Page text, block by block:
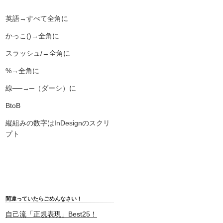
英語→すべて全角に
かっこ()→全角に
スラッシュ/→全角に
%→全角に
線──→─（ダーシ）に
BtoB
縦組みの数字はInDesignのスクリ
プト
間違っていたらごめんなさい！
自己流「正規表現」Best25！